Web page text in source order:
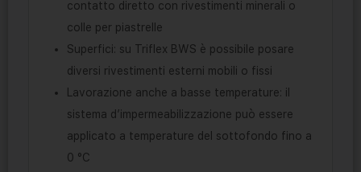
contatto diretto con rivestimenti minerali o
colle per piastrelle
Superfici: su Triflex BWS è possibile posare
diversi rivestimenti esterni mobili o fissi
Lavorazione anche a basse temperature: il
sistema d’impermeabilizzazione può essere
applicato a temperature del sottofondo fino a
0 °C